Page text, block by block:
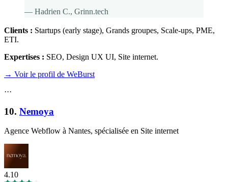
— Hadrien C., Grinn.tech
Clients : Startups (early stage), Grands groupes, Scale-ups, PME,
ETI.
Expertises : SEO, Design UX UI, Site internet.
→ Voir le profil de WeBurst
···
10. Nemoya
Agence Webflow à Nantes, spécialisée en Site internet
4.10